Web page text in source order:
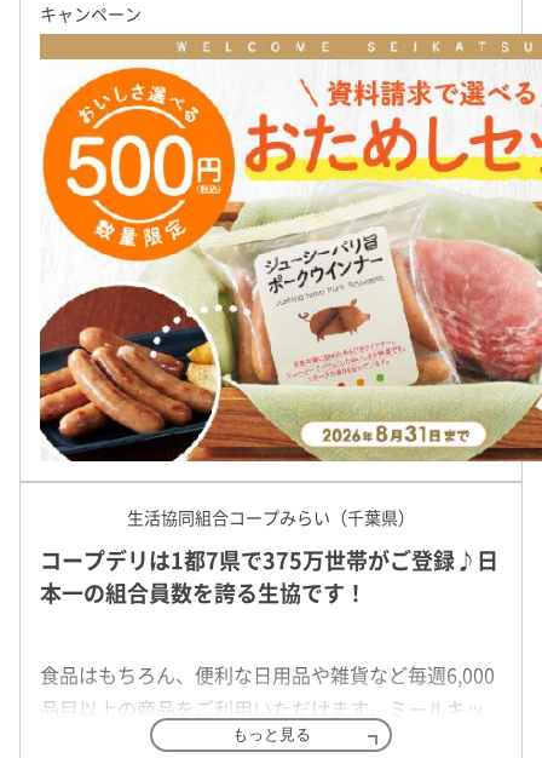
常総生協は、家族の健康を想うお母さん達
によって始まりました。
地元野菜は都市へ流れてしまい、新鮮な野菜が手に入らないこ
家族の健康を守るために「青空市」を発足しました。近隣の農
て分け合い、地域で助け合いを始めたのが常総生協の始まりです
50年余り経った現在も、地域密着型の生協として親しまれていま
カタログ・
割引・特典
生活クラブは、添加物や遺伝子組み換え作物、農薬使用をでき
を、生産者と一緒に作っている生協です。生活クラブのお店（
ミールキット「ビオサポ食材セット」が大
「時間がない、だけど食事はおろそかにしたくない……」そんな
やお肉は生活クラブ提携生産者の食材です。おいしさと便利さで
ト！いずれも10分程度の簡単調理で完成！
キャンペーン
生活協同組合コープみらい（千葉県）
コープデリは1都7県で375万世帯がご登録♪日
本一の組合員数を誇る生協です！
食品はもちろん、便利な日用品や雑貨など毎週6,000
品目以上の商品をご利用いただけます。ミールキッ
ト、産直商品、オーガニック商品や、便利なオリジ
もっと見る